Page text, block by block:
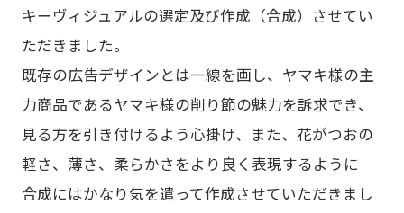
キーヴィジュアルの選定及び作成（合成）させてい
ただきました。
既存の広告デザインとは一線を画し、ヤマキ様の主
力商品であるヤマキ様の削り節の魅力を訴求でき、
見る方を引き付けるよう心掛け、また、花がつおの
軽さ、薄さ、柔らかさをより良く表現するように
合成にはかなり気を遣って作成させていただきまし